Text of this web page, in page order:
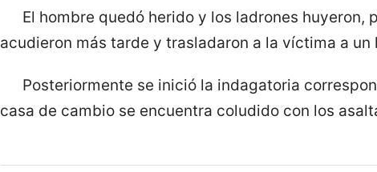
El hombre quedó herido y los ladrones
acudieron más tarde y trasladaron a la víctima a un
Posteriormente se inició la indagatoria
casa de cambio se encuentra coludido con los